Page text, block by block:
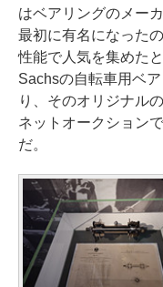
はベアリングのメー
最初に有名になった
性能で人気を集めた
Sachsの自転車用ベ
り、そのオリジナル
ネットオークション
だ。